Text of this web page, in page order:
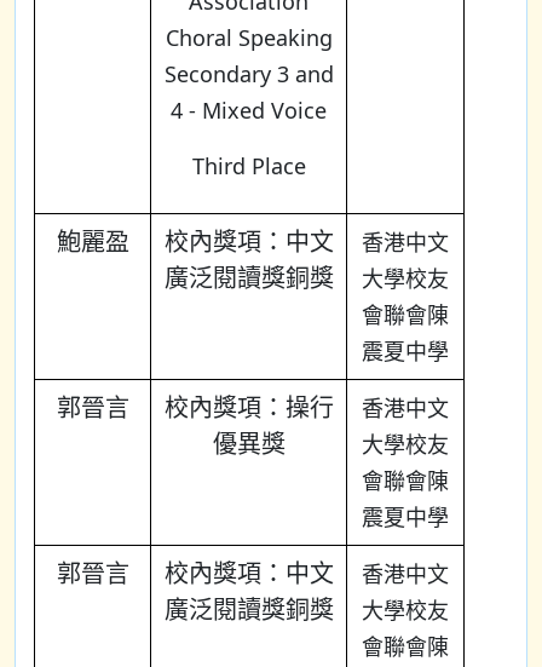
Choral Speaking
Secondary 3 and
4 - Mixed Voice
Third Place
鮑麗盈
校內獎項：中文
廣泛閱讀獎銅獎
香港中文
大學校友
會聯會陳
震夏中學
郭晉言
校內獎項：操行
優異獎
香港中文
大學校友
會聯會陳
震夏中學
郭晉言
校內獎項：中文
廣泛閱讀獎銅獎
香港中文
大學校友
會聯會陳